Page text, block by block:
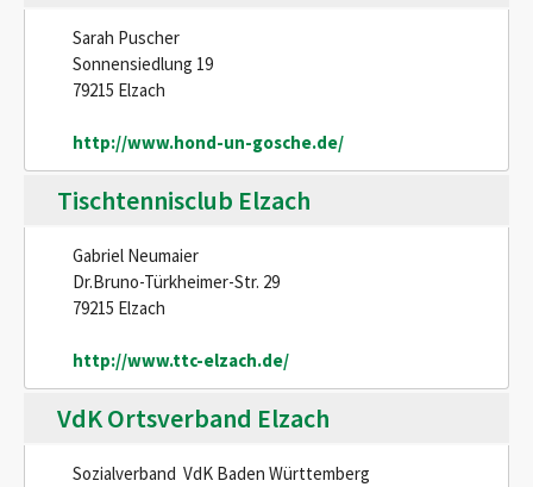
Sarah Puscher
Sonnensiedlung 19
79215 Elzach
http://www.hond-un-gosche.de/
Tischtennisclub Elzach
Gabriel Neumaier
Dr.Bruno-Türkheimer-Str. 29
79215 Elzach
http://www.ttc-elzach.de/
VdK Ortsverband Elzach
Sozialverband VdK Baden Württemberg